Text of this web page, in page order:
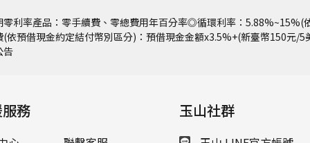
利率產品：零手續費、零總費用年百分率◎循環利率：
(依預借現金約定結付幣別區分)：預借現金金額x3.5%+(新臺幣150元
告
務 玉山社群